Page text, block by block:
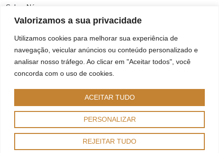
Valorizamos a sua privacidade
Utilizamos cookies para melhorar sua experiência de
navegação, veicular anúncios ou conteúdo personalizado e
analisar nosso tráfego. Ao clicar em "Aceitar todos", você
concorda com o uso de cookies.
PERSONALIZAR
REJEITAR TUDO
ACEITAR TUDO
Sobre Nós
Produtos
Contactos
Noticias
Política e Privacidade
Linktree
Junte-se à nossa rede de parceiros
I AM Social ❤️– Todos os direitos reservados.